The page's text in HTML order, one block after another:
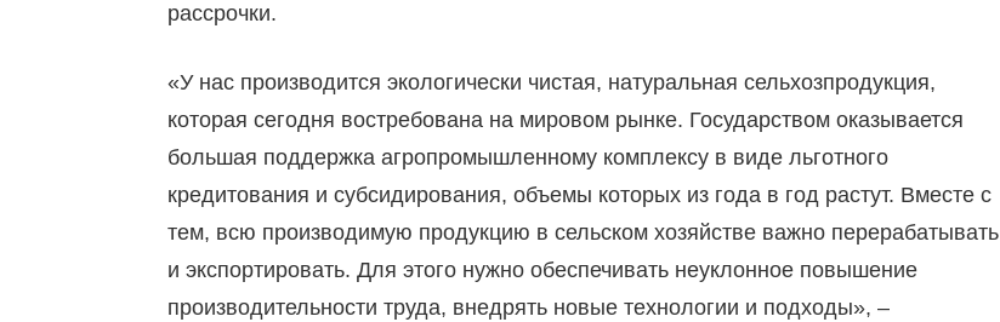
рассрочки.
«У нас производится экологически чистая, натуральная сельхозпродукция,
которая сегодня востребована на мировом рынке. Государством оказывается
большая поддержка агропромышленному комплексу в виде льготного
кредитования и субсидирования, объемы которых из года в год растут. Вместе с
тем, всю производимую продукцию в сельском хозяйстве важно перерабатывать
и экспортировать. Для этого нужно обеспечивать неуклонное повышение
производительности труда, внедрять новые технологии и подходы», –